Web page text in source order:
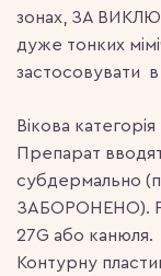
зонах, ЗА
дуже тонких
застосовувати
Вікова
Препарат
субдермально
ЗАБОРОНЕНО).
27G або канюля.
Контурну